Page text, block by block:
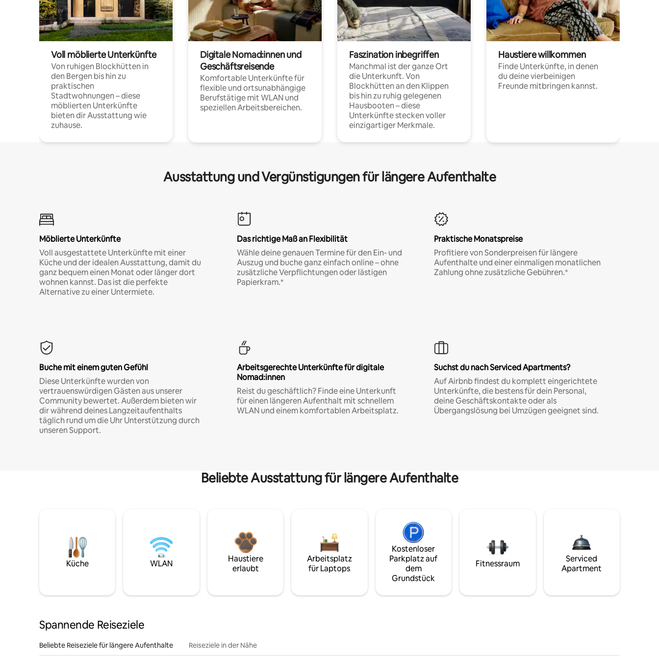
Voll möblierte Unterkünfte
Von ruhigen Blockhütten in
den Bergen bis hin zu
praktischen
Stadtwohnungen – diese
möblierten Unterkünfte
bieten dir Ausstattung wie
zuhause.
Digitale Nomad:innen und
Geschäftsreisende
Komfortable Unterkünfte für
flexible und ortsunabhängige
Berufstätige mit WLAN und
speziellen Arbeitsbereichen.
Faszination inbegriffen
Manchmal ist der ganze Ort
die Unterkunft. Von
Blockhütten an den Klippen
bis hin zu ruhig gelegenen
Hausbooten – diese
Unterkünfte stecken voller
einzigartiger Merkmale.
Haustiere willkommen
Finde Unterkünfte, in denen
du deine vierbeinigen
Freunde mitbringen kannst.
Ausstattung und Vergünstigungen für längere Aufenthalte
Möblierte Unterkünfte
Voll ausgestattete Unterkünfte mit einer
Küche und der idealen Ausstattung, damit du
ganz bequem einen Monat oder länger dort
wohnen kannst. Das ist die perfekte
Alternative zu einer Untermiete.
Das richtige Maß an Flexibilität
Wähle deine genauen Termine für den Ein- und
Auszug und buche ganz einfach online – ohne
zusätzliche Verpflichtungen oder lästigen
Papierkram.*
Praktische Monatspreise
Profitiere von Sonderpreisen für längere
Aufenthalte und einer einmaligen monatlichen
Zahlung ohne zusätzliche Gebühren.*
Buche mit einem guten Gefühl
Diese Unterkünfte wurden von
vertrauenswürdigen Gästen aus unserer
Community bewertet. Außerdem bieten wir
dir während deines Langzeitaufenthalts
täglich rund um die Uhr Unterstützung durch
unseren Support.
Arbeitsgerechte Unterkünfte für digitale
Nomad:innen
Reist du geschäftlich? Finde eine Unterkunft
für einen längeren Aufenthalt mit schnellem
WLAN und einem komfortablen Arbeitsplatz.
Suchst du nach Serviced Apartments?
Auf Airbnb findest du komplett eingerichtete
Unterkünfte, die bestens für dein Personal,
deine Geschäftskontakte oder als
Übergangslösung bei Umzügen geeignet sind.
Beliebte Ausstattung für längere Aufenthalte
Küche WLAN
Haustiere
erlaubt
Arbeitsplatz
für Laptops
Kostenloser
Parkplatz auf
dem
Grundstück
Fitnessraum
Serviced
Apartment
Spannende Reiseziele
Beliebte Reiseziele für längere Aufenthalte Reiseziele in der Nähe